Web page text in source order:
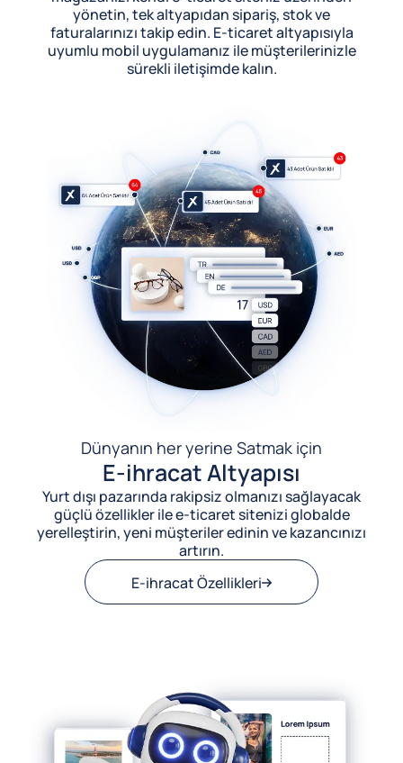
yönetin, tek altyapıdan sipariş, stok ve
faturalarınızı takip edin. E-ticaret altyapısıyla
uyumlu mobil uygulamanız ile müşterilerinizle
sürekli iletişimde kalın.
Dünyanın her yerine Satmak için
E-ihracat Altyapısı
Yurt dışı pazarında rakipsiz olmanızı sağlayacak
güçlü özellikler ile e-ticaret sitenizi globalde
yerelleştirin, yeni müşteriler edinin ve kazancınızı
artırın.
E-ihracat Özellikleri